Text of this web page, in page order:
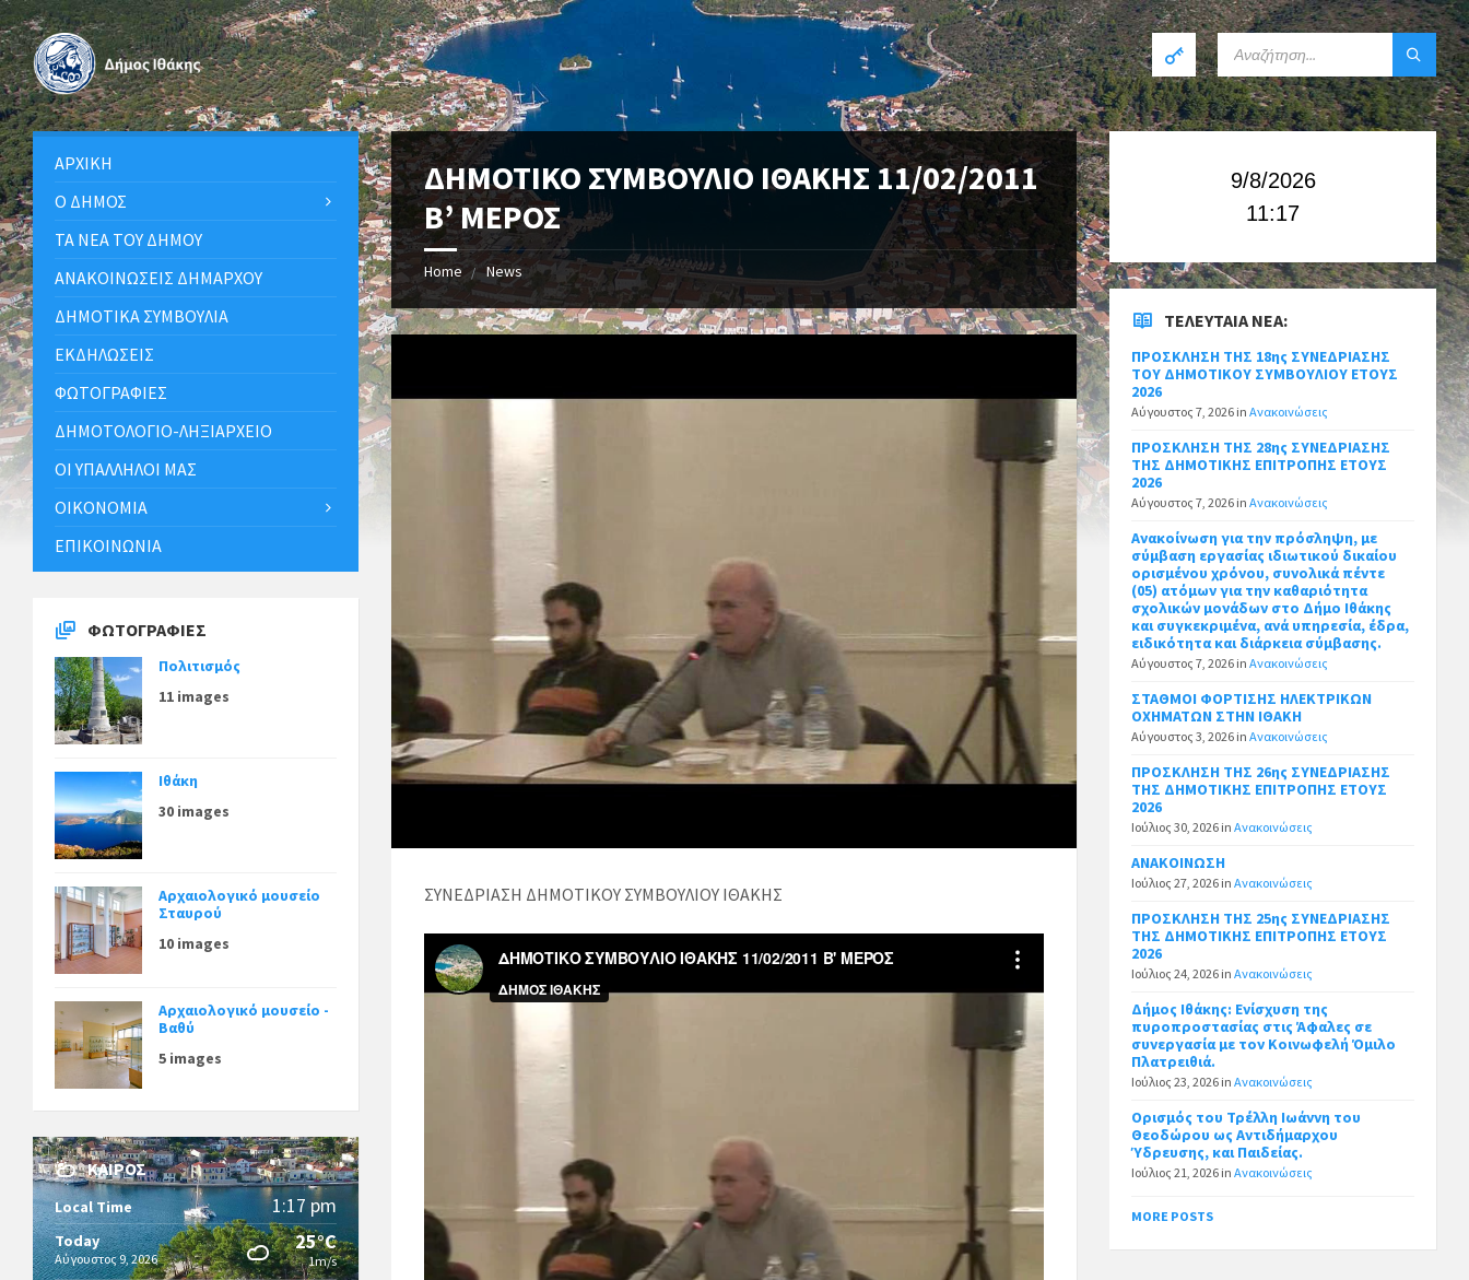
ΔΗΜΟΤΙΚΟ ΣΥΜΒΟΥΛΙΟ ΙΘΑΚΗΣ 11/02/2011
Β’ ΜΕΡΟΣ
Home News
ΣΥΝΕΔΡΙΑΣΗ ΔΗΜΟΤΙΚΟΥ ΣΥΜΒΟΥΛΙΟΥ ΙΘΑΚΗΣ
ΑΡΧΙΚΉ
Ο ΔΉΜΟΣ
ΤΑ ΝΈΑ ΤΟΥ ΔΉΜΟΥ
ΑΝΑΚΟΙΝΩΣΕΙΣ ΔΗΜΑΡΧΟΥ
ΔΗΜΟΤΙΚΆ ΣΥΜΒΟΎΛΙΑ
ΕΚΔΗΛΏΣΕΙΣ
ΦΩΤΟΓΡΑΦΊΕΣ
ΔΗΜΟΤΟΛΌΓΙΟ-ΛΗΞΙΑΡΧΕΊΟ
ΟΙ ΥΠΆΛΛΗΛΟΙ ΜΑΣ
ΟΙΚΟΝΟΜΊΑ
ΕΠΙΚΟΙΝΩΝΊΑ
ΦΩΤΟΓΡΑΦΊΕΣ
Πολιτισμός
11 images
Ιθάκη
30 images
Αρχαιολογικό μουσείο
Σταυρού
10 images
Αρχαιολογικό μουσείο -
Βαθύ
5 images
ΚΑΙΡΌΣ
Local Time 1:17 pm
Today
Αύγουστος 9, 2026
25°C
1m/s
9/8/2026
11:17
ΤΕΛΕΥΤΑΊΑ ΝΈΑ:
ΠΡΟΣΚΛΗΣΗ ΤΗΣ 18ης ΣΥΝΕΔΡΙΑΣΗΣ
ΤΟΥ ΔΗΜΟΤΙΚΟΥ ΣΥΜΒΟΥΛΙΟΥ ΕΤΟΥΣ
2026
Αύγουστος 7, 2026 inΑνακοινώσεις
ΠΡΟΣΚΛΗΣΗ ΤΗΣ 28ης ΣΥΝΕΔΡΙΑΣΗΣ
ΤΗΣ ΔΗΜΟΤΙΚΗΣ ΕΠΙΤΡΟΠΗΣ ΕΤΟΥΣ
2026
Αύγουστος 7, 2026 inΑνακοινώσεις
Ανακοίνωση για την πρόσληψη, με
σύμβαση εργασίας ιδιωτικού δικαίου
ορισμένου χρόνου, συνολικά πέντε
(05) ατόμων για την καθαριότητα
σχολικών μονάδων στο Δήμο Ιθάκης
και συγκεκριμένα, ανά υπηρεσία, έδρα,
ειδικότητα και διάρκεια σύμβασης.
Αύγουστος 7, 2026 inΑνακοινώσεις
ΣΤΑΘΜΟΙ ΦΟΡΤΙΣΗΣ ΗΛΕΚΤΡΙΚΩΝ
ΟΧΗΜΑΤΩΝ ΣΤΗΝ ΙΘΑΚΗ
Αύγουστος 3, 2026 inΑνακοινώσεις
ΠΡΟΣΚΛΗΣΗ ΤΗΣ 26ης ΣΥΝΕΔΡΙΑΣΗΣ
ΤΗΣ ΔΗΜΟΤΙΚΗΣ ΕΠΙΤΡΟΠΗΣ ΕΤΟΥΣ
2026
Ιούλιος 30, 2026 inΑνακοινώσεις
ΑΝΑΚΟΙΝΩΣΗ
Ιούλιος 27, 2026 inΑνακοινώσεις
ΠΡΟΣΚΛΗΣΗ ΤΗΣ 25ης ΣΥΝΕΔΡΙΑΣΗΣ
ΤΗΣ ΔΗΜΟΤΙΚΗΣ ΕΠΙΤΡΟΠΗΣ ΕΤΟΥΣ
2026
Ιούλιος 24, 2026 inΑνακοινώσεις
Δήμος Ιθάκης: Ενίσχυση της
πυροπροστασίας στις Άφαλες σε
συνεργασία με τον Κοινωφελή Όμιλο
Πλατρειθιά.
Ιούλιος 23, 2026 inΑνακοινώσεις
Ορισμός του Τρέλλη Ιωάννη του
Θεοδώρου ως Αντιδήμαρχου
Ύδρευσης, και Παιδείας.
Ιούλιος 21, 2026 inΑνακοινώσεις
MORE POSTS